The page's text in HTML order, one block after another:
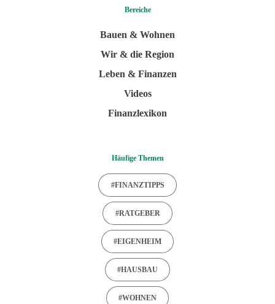
Bereiche
Bauen & Wohnen
Wir & die Region
Leben & Finanzen
Videos
Finanzlexikon
Häufige Themen
#FINANZTIPPS
#RATGEBER
#EIGENHEIM
#HAUSBAU
#WOHNEN